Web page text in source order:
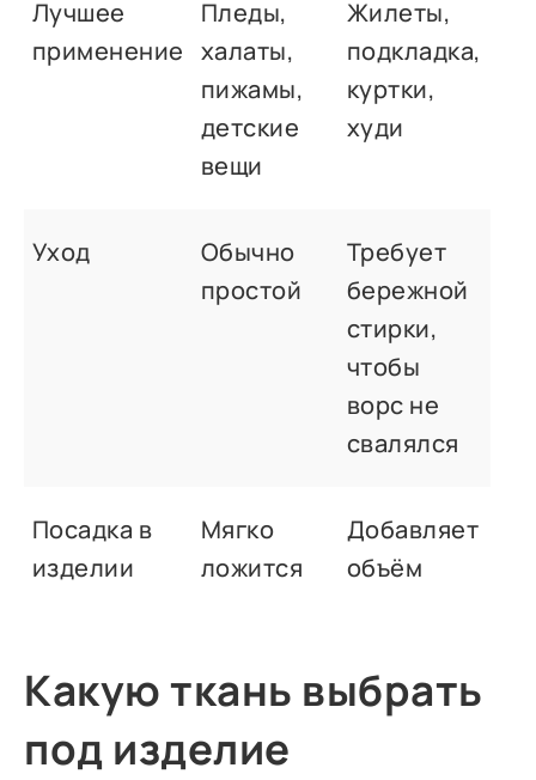
Лучшее
применение
Пледы,
халаты,
пижамы,
детские
вещи
Жилеты,
подкладка,
куртки,
худи
Уход
Обычно
простой
Требует
бережной
стирки,
чтобы
ворс не
свалялся
Посадка в
изделии
Мягко
ложится
Добавляет
объём
Какую ткань выбрать
под изделие